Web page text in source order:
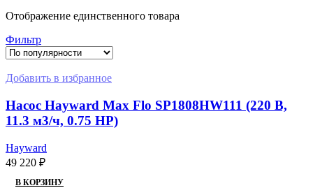
Отображение единственного товара
Фильтр
Добавить в избранное
Насос Hayward Max Flo SP1808HW111 (220 В,
11.3 м3/ч, 0.75 HP)
Hayward
49 220 ₽
В КОРЗИНУ